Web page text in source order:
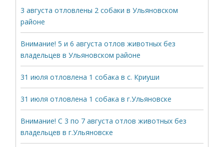
3 августа отловлены 2 собаки в Ульяновском
районе
Внимание! 5 и 6 августа отлов животных без
владельцев в Ульяновском районе
31 июля отловлена 1 собака в с. Криуши
31 июля отловлена 1 собака в г.Ульяновске
Внимание! С 3 по 7 августа отлов животных без
владельцев в г.Ульяновске